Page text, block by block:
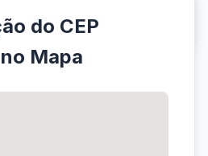
do CEP
Mapa